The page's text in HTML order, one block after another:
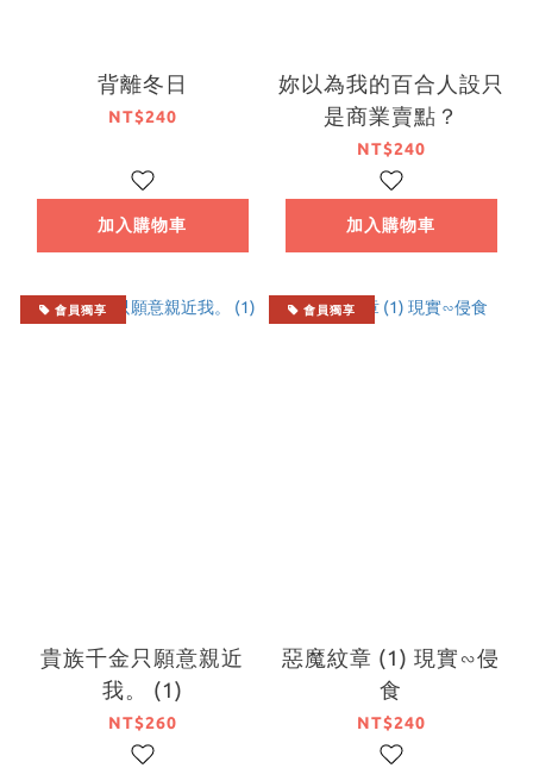
背離冬日
NT$240
加入購物車
妳以為我的百合人設只
是商業賣點？
NT$240
加入購物車
會員獨享
貴族千金只願意親近
我。 (1)
NT$260
會員獨享
惡魔紋章 (1) 現實∽侵
食
NT$240